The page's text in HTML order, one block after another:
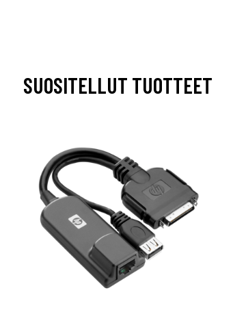
SUOSITELLUT TUOTTEET